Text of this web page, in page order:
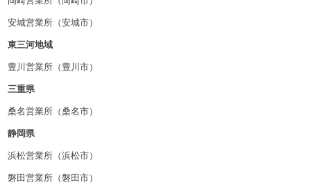
安城営業所（安城市）
東三河地域
豊川営業所（豊川市）
三重県
桑名営業所（桑名市）
静岡県
浜松営業所（浜松市）
磐田営業所（磐田市）